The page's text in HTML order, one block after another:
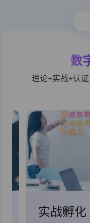
数
理论+实战+认
实战孵化